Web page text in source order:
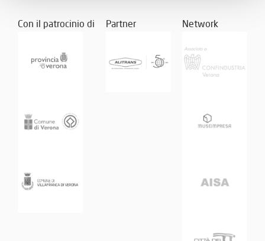
Con il patrocinio di Partner Network